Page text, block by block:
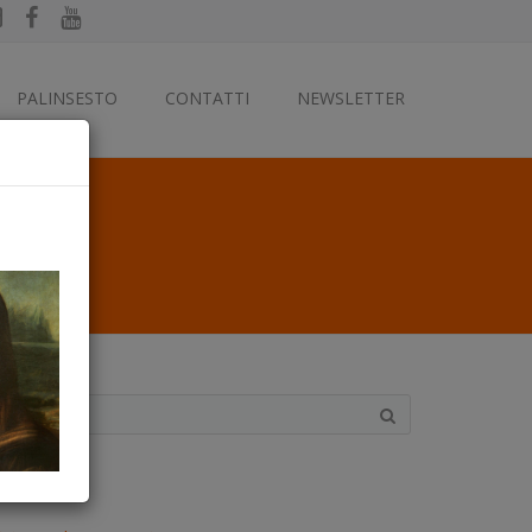
PALINSESTO CONTATTI NEWSLETTER